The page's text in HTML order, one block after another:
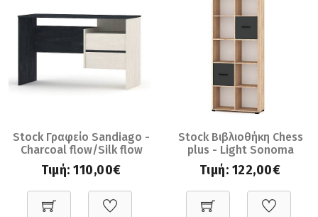
Stock Γραφείο Sandiago -
Charcoal flow/Silk flow
(120x50x75)
Τιμή:110,00€
Stock Βιβλιοθήκη Chess
plus - Light Sonoma
Oak/Anthracite
(75x30x180)
Τιμή: 122,00€